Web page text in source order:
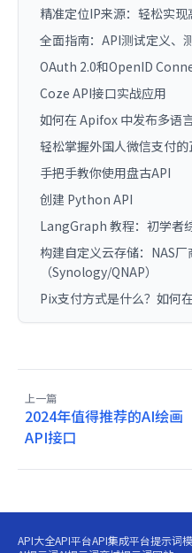
精准定位IP来源：轻松实
全面指南：API测试定义、
OAuth 2.0和OpenID
Coze API接口实战应用
如何在 Apifox 中发布多语
轻松掌握外国人微信支付
手把手教你使用盘古API
创建 Python API
LangGraph 教程：初学者
构建自定义云存储：NAS
（Synology/QNAP）
Pix支付方式是什么？如何
上一篇
2024年值得推荐的AI绘画
API接口
API大全API平台API集成平台提示词